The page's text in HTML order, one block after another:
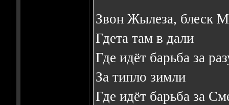
Звон Жылеза, блеск
Гдета там в дали
Где идёт барьба за
За типло зимли
Где идёт барьба за